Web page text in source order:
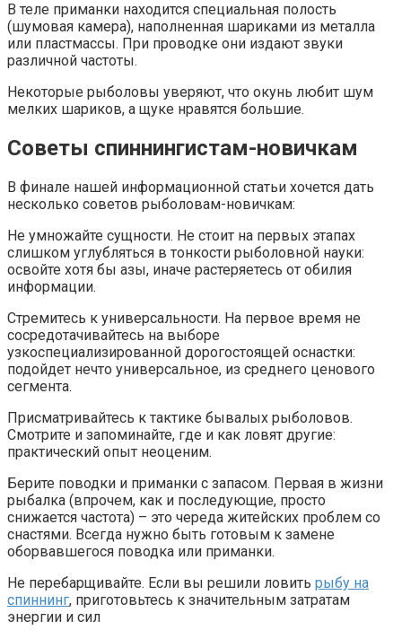
В теле приманки находится специальная полость
(шумовая камера), наполненная шариками из металла
или пластмассы. При проводке они издают звуки
различной частоты.
Некоторые рыболовы уверяют, что окунь любит шум
мелких шариков, а щуке нравятся большие.
Советы спиннингистам-новичкам
В финале нашей информационной статьи хочется дать
несколько советов рыболовам-новичкам:
Не умножайте сущности. Не стоит на первых этапах
слишком углубляться в тонкости рыболовной науки:
освойте хотя бы азы, иначе растеряетесь от обилия
информации.
Стремитесь к универсальности. На первое время не
сосредотачивайтесь на выборе
узкоспециализированной дорогостоящей оснастки:
подойдет нечто универсальное, из среднего ценового
сегмента.
Присматривайтесь к тактике бывалых рыболовов.
Смотрите и запоминайте, где и как ловят другие:
практический опыт неоценим.
Берите поводки и приманки с запасом. Первая в жизни
рыбалка (впрочем, как и последующие, просто
снижается частота) – это череда житейских проблем со
снастями. Всегда нужно быть готовым к замене
оборвавшегося поводка или приманки.
Не перебарщивайте. Если вы решили ловить рыбу на
спиннинг, приготовьтесь к значительным затратам
энергии и сил